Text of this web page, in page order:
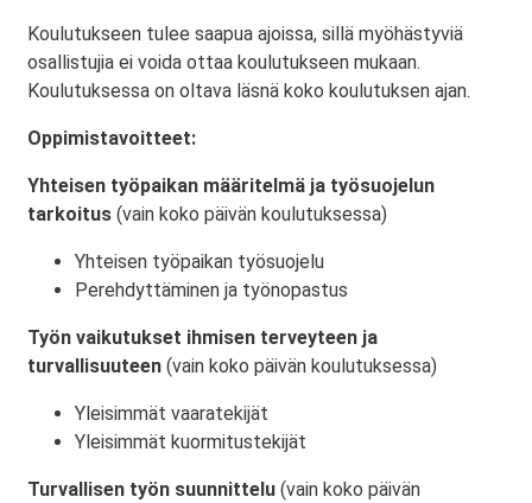
Koulutukseen tulee saapua ajoissa, sillä myöhästyviä
osallistujia ei voida ottaa koulutukseen mukaan.
Koulutuksessa on oltava läsnä koko koulutuksen ajan.
Oppimistavoitteet:
Yhteisen työpaikan määritelmä ja työsuojelun
tarkoitus (vain koko päivän koulutuksessa)
Yhteisen työpaikan työsuojelu
Perehdyttäminen ja työnopastus
Työn vaikutukset ihmisen terveyteen ja
turvallisuuteen (vain koko päivän koulutuksessa)
Yleisimmät vaaratekijät
Yleisimmät kuormitustekijät
Turvallisen työn suunnittelu (vain koko päivän